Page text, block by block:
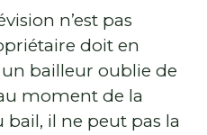
n’est pas
doit en
bailleur oublie de
moment de la
il ne peut pas la